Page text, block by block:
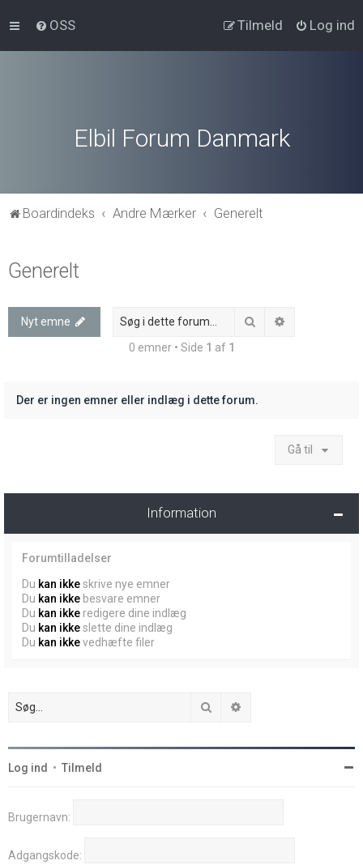
OSS Log ind
Tilmeld
Elbil Forum Danmark
Boardindeks Andre Mærker Generelt
Generelt
Nyt emne Søg
0 emner • Side 1 af 1
Der er ingen emner eller indlæg i dette forum.
Gå til
Information
Forumtilladelser
Du kan ikkeskrive nye emner
Du kan ikke besvare emner
Du kan ikke redigere dine indlæg
Du kan ikkeslette dine indlæg
Du kan ikkevedhæfte filer
Søg
Log ind • Tilmeld
Brugernavn:
Adgangskode: